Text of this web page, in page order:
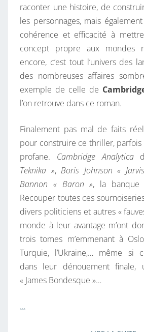
raconter une histoire, de
les personnages, mais
cohérence et efficacité à
concept propre aux mondes
encore, c’est tout l’univers des
des nombreuses affaires
exemple de celle de
l’on retrouve dans ce roman.
Finalement pas mal de faits
pour construire ce thriller, parfois
profane. Cambridge Analytica
Teknika », Boris Johnson «
Bannon « Baron », la banque
Recouper toutes ces
divers politiciens et autres «
monde à leur avantage m’ont
trois tomes m’emmenant à
Turquie, l’Ukraine,… même si
dans leur dénouement
« James Bondesque »…
…